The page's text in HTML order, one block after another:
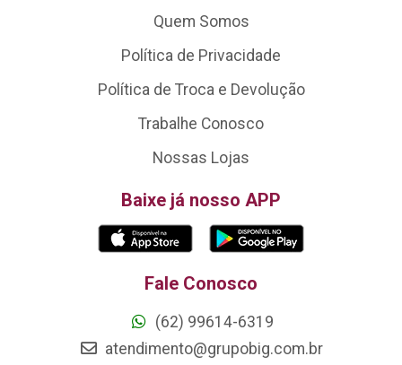
Quem Somos
Política de Privacidade
Política de Troca e Devolução
Trabalhe Conosco
Nossas Lojas
Baixe já nosso APP
Fale Conosco
(62) 99614-6319
atendimento@grupobig.com.br